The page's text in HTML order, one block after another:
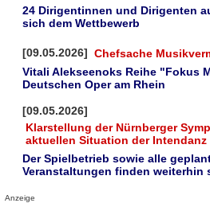
24 Dirigentinnen und Dirigenten
sich dem Wettbewerb
[09.05.2026]
Chefsache
Vitali Alekseenoks Reihe "Fokus
Deutschen Oper am Rhein
[09.05.2026]
Klarstellung der Nürnberger
aktuellen Situation der Intendanz
Der Spielbetrieb sowie alle
Veranstaltungen finden weiterhin
Anzeige